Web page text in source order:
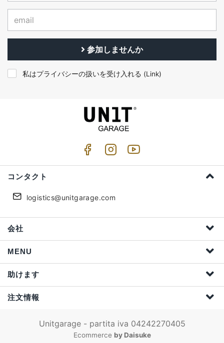
参加しませんか
私はプライバシーの扱いを受け入れる (Link)
コンタクト
logistics@unitgarage.com
会社
MENU
助けます
注文情報
Unitgarage - partita iva 04242270405
Ecommerce by Daisuke